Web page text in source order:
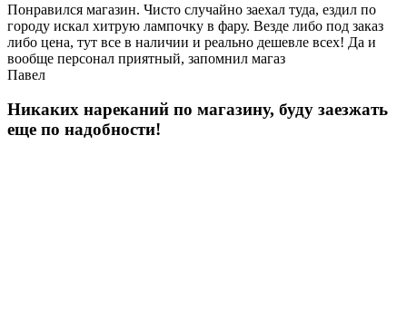
Понравился магазин. Чисто случайно заехал туда, ездил по
городу искал хитрую лампочку в фару. Везде либо под заказ
либо цена, тут все в наличии и реально дешевле всех! Да и
вообще персонал приятный, запомнил магаз
Павел
Никаких нареканий по магазину, буду заезжать
еще по надобности!